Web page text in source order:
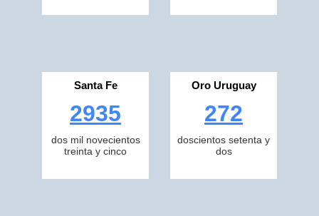
Santa Fe
2935
dos mil novecientos
treinta y cinco
Oro Uruguay
272
doscientos setenta y
dos